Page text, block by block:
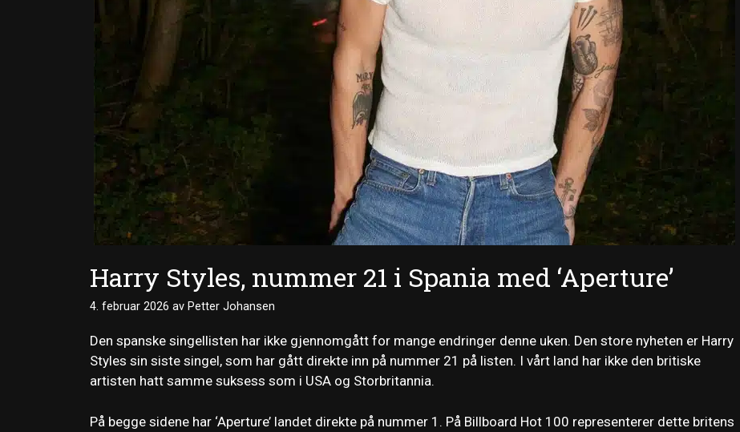
Harry Styles, nummer 21 i Spania med ‘Aperture’
4. februar 2026 av Petter Johansen
Den spanske singellisten har ikke gjennomgått for mange endringer denne uken. Den store nyheten er Harry
Styles sin siste singel, som har gått direkte inn på nummer 21 på listen. I vårt land har ikke den britiske
artisten hatt samme suksess som i USA og Storbritannia.
På begge sidene har ‘Aperture’ landet direkte på nummer 1. På Billboard Hot 100 representerer dette britens